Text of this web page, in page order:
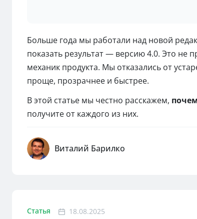
Больше года мы работали над новой
показать результат — версию 4.0. Это не
механик продукта. Мы отказались от
проще, прозрачнее и быстрее.
В этой статье мы честно расскажем,
получите от каждого из них.
Виталий Барилко
Статья 18.08.2025